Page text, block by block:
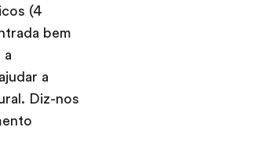
(4
bem
a
a
Diz-nos